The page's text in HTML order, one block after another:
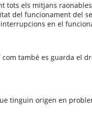
tots els mitjans
del funcionament del
en el
també es guarda el
tinguin origen en